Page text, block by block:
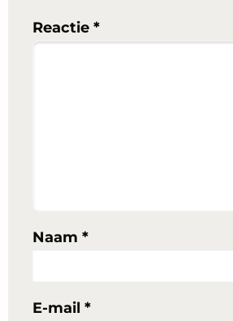
Reactie *
Naam *
E-mail *